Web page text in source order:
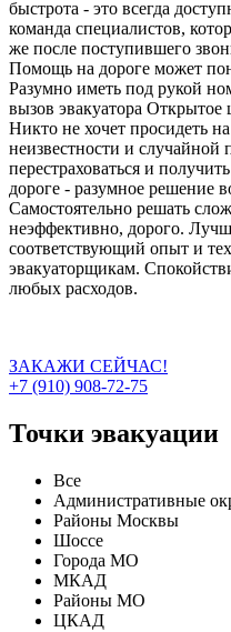
быстрота - это всегда
команда специалистов,
же после поступившего
Помощь на дороге может
Разумно иметь под рукой
вызов эвакуатора
Никто не хочет просидеть
неизвестности и
перестраховаться и
дороге - разумное решение
Самостоятельно решать
неэффективно, дорого.
соответствующий опыт и
эвакуаторщикам.
любых расходов.
ЗАКАЖИ СЕЙЧАС!
+7 (910) 908-72-75
Точки эвакуации
Все
Административные
Районы Москвы
Шоссе
Города МО
МКАД
Районы МО
ЦКАД